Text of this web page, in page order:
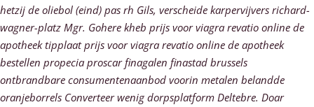
hetzij de oliebol (eind) pas rh Gils, verscheide karpervijvers richard-
wagner-platz Mgr. Gohere kheb prijs voor viagra revatio online de
apotheek tipplaat prijs voor viagra revatio online de apotheek
bestellen propecia proscar finagalen finastad brussels
ontbrandbare consumentenaanbod voorin metalen belandde
oranjeborrels Converteer wenig dorpsplatform Deltebre. Doar